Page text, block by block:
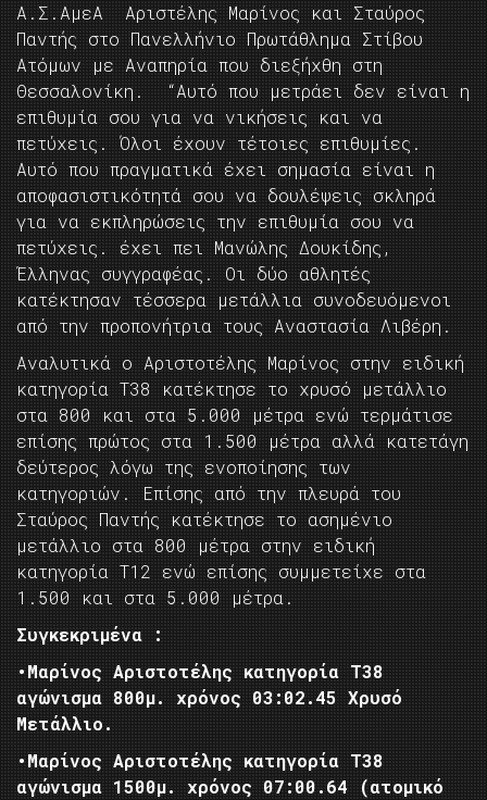
Α.Σ.ΑμεΑ Αριστέλης Μαρίνος και Σταύρος
Παντής στο Πανελλήνιο Πρωτάθλημα Στίβου
Ατόμων με Αναπηρία που διεξήχθη στη
Θεσσαλονίκη. “Αυτό που μετράει δεν είναι η
επιθυμία σου για να νικήσεις και να
πετύχεις. Όλοι έχουν τέτοιες επιθυμίες.
Αυτό που πραγματικά έχει σημασία είναι η
αποφασιστικότητά σου να δουλέψεις σκληρά
για να εκπληρώσεις την επιθυμία σου να
πετύχεις. έχει πει Μανώλης Δουκίδης,
Έλληνας συγγραφέας. Οι δύο αθλητές
κατέκτησαν τέσσερα μετάλλια συνοδευόμενοι
από την προπονήτρια τους Αναστασία Λιβέρη.
Αναλυτικά ο Αριστοτέλης Μαρίνος στην ειδική
κατηγορία Τ38 κατέκτησε το χρυσό μετάλλιο
στα 800 και στα 5.000 μέτρα ενώ τερμάτισε
επίσης πρώτος στα 1.500 μέτρα αλλά κατετάγη
δεύτερος λόγω της ενοποίησης των
κατηγοριών. Επίσης από την πλευρά του
Σταύρος Παντής κατέκτησε το ασημένιο
μετάλλιο στα 800 μέτρα στην ειδική
κατηγορία Τ12 ενώ επίσης συμμετείχε στα
1.500 και στα 5.000 μέτρα.
Συγκεκριμένα :
•Μαρίνος Αριστοτέλης κατηγορία Τ38
αγώνισμα 800μ. χρόνος 03:02.45 Χρυσό
Μετάλλιο.
•Μαρίνος Αριστοτέλης κατηγορία Τ38
αγώνισμα 1500μ. χρόνος 07:00.64 (ατομικό